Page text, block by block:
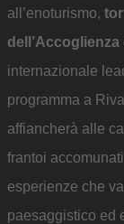
all’enoturismo,
dell’Accoglienza
internazionale
programma a
affiancherà alle
frantoi
esperienze che
paesaggistico ed